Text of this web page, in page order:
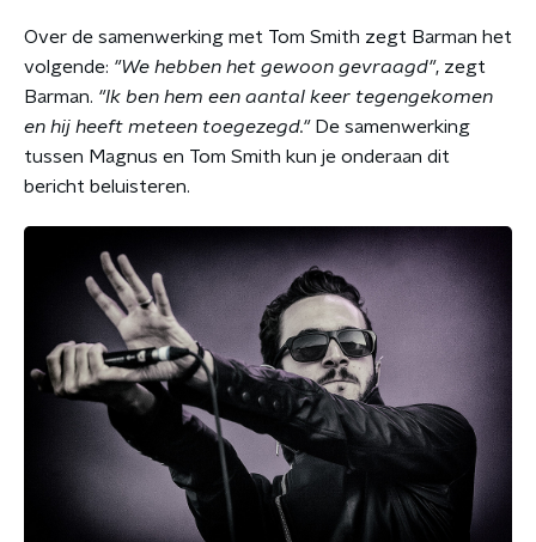
Over de samenwerking met Tom Smith zegt Barman het
volgende: "We hebben het gewoon gevraagd", zegt
Barman. "Ik ben hem een aantal keer tegengekomen
en hij heeft meteen toegezegd." De samenwerking
tussen Magnus en Tom Smith kun je onderaan dit
bericht beluisteren.